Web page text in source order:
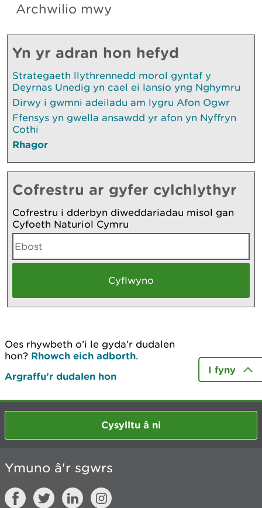
Archwilio mwy
Yn yr adran hon hefyd
Strategaeth llythrennedd morol gyntaf y
Deyrnas Unedig yn cael ei lansio yng Nghymru
Dirwy i gwmni adeiladu am lygru Afon Ogwr
Ffensys yn gwella ansawdd yr afon yn Nyffryn
Cothi
Rhagor
Cofrestru ar gyfer cylchlythyr
Cofrestru i dderbyn diweddariadau misol gan
Cyfoeth Naturiol Cymru
Oes rhywbeth o’i le gyda’r dudalen
hon? Rhowch eich adborth.
Argraffu’r dudalen hon
I fyny
Cysylltu â ni
Ymuno â'r sgwrs